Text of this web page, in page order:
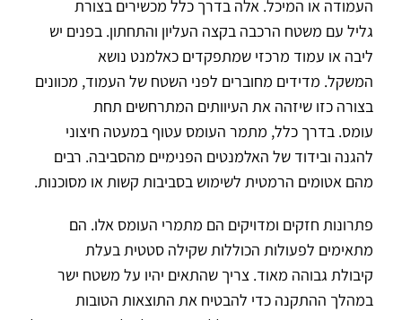
העמודה או המיכל. אלה בדרך כלל מכשירים בצורת
גליל עם משטח הרכבה בקצה העליון והתחתון. בפנים יש
ליבה או עמוד מרכזי שמתפקדים כאלמנט נושא
המשקל. מדידים מחוברים לפני השטח של העמוד, מכוונים
בצורה כזו שיזהה את העיוותים המתרחשים תחת
עומס. בדרך כלל, מתמר העומס עטוף במעטה חיצוני
להגנה ובידוד של האלמנטים הפנימיים מהסביבה. רבים
מהם אטומים הרמטית לשימוש בסביבות קשות או מסוכנות.
פתרונות חזקים ומדויקים הם מתמרי העומס אלו. הם
מתאימים לפעולות הכוללות שקילה סטטית בעלת
קיבולת גבוהה מאוד. צריך שהתאים יהיו על משטח ישר
במהלך ההתקנה כדי להבטיח את התוצאות הטובות